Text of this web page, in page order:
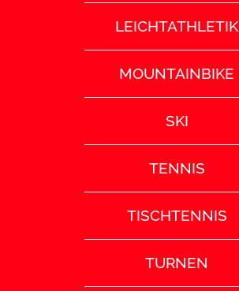
LEICHTATHLETIK
MOUNTAINBIKE
SKI
TENNIS
TISCHTENNIS
TURNEN